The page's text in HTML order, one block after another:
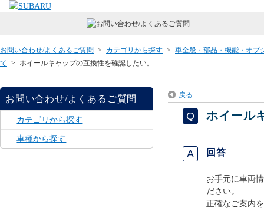
お問い合わせ/よくあるご質問 > カテゴリから探す > 車全般・部品・機能・オプ
て > ホイールキャップの互換性を確認したい。
お問い合わせ/よくあるご質問
カテゴリから探す
車種から探す
戻る
ホイール
回答
お手元に車両
ださい。
正確なご案内